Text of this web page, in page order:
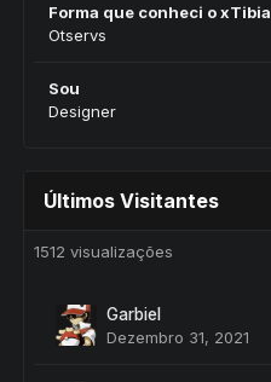
Forma que conheci o xTibia
Otservs
Sou
Designer
Últimos Visitantes
1512 visualizações
Garbiel
Dezembro 31, 2021